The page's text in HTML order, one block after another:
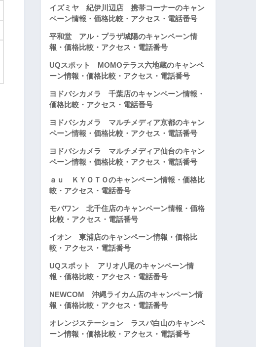
イズミヤ 紀伊川辺店 携帯コーナーのキャン
ペーン情報・価格比較・アクセス・電話番号
平和堂 アル・プラザ城陽のキャンペーン情
報・価格比較・アクセス・電話番号
UQスポット MOMOテラス六地蔵のキャンペ
ーン情報・価格比較・アクセス・電話番号
ヨドバシカメラ 千葉店のキャンペーン情報・
価格比較・アクセス・電話番号
ヨドバシカメラ マルチメディア京都のキャン
ペーン情報・価格比較・アクセス・電話番号
ヨドバシカメラ マルチメディア仙台のキャン
ペーン情報・価格比較・アクセス・電話番号
ａｕ ＫＹＯＴＯのキャンペーン情報・価格比
較・アクセス・電話番号
モバワン 北千住店のキャンペーン情報・価格
比較・アクセス・電話番号
イオン 東浦店のキャンペーン情報・価格比
較・アクセス・電話番号
UQスポット アリオ八尾のキャンペーン情
報・価格比較・アクセス・電話番号
NEWCOM 沖縄ライカム店のキャンペーン情
報・価格比較・アクセス・電話番号
オレンジステーション ラスパ白山のキャンペ
ーン情報・価格比較・アクセス・電話番号